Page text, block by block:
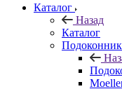
Каталог
Назад
Каталог